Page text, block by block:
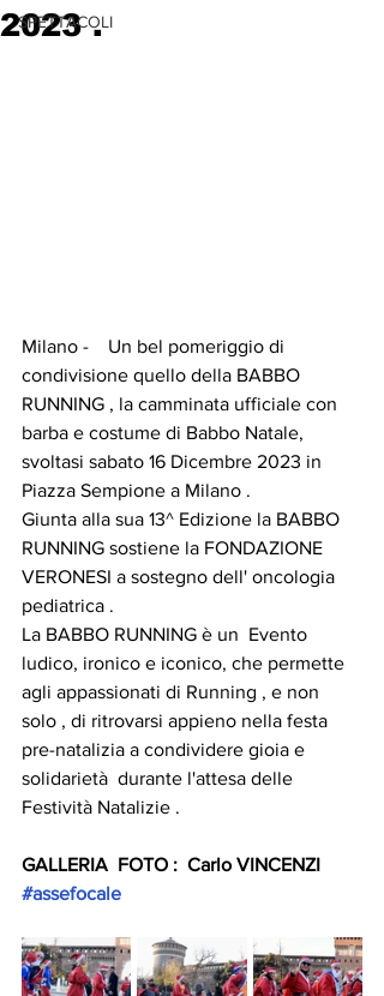
SPETTACOLI
2023 .
Milano -    Un bel pomeriggio di
condivisione quello della BABBO
RUNNING , la camminata ufficiale con
barba e costume di Babbo Natale,
svoltasi sabato 16 Dicembre 2023 in
Piazza Sempione a Milano .
Giunta alla sua 13^ Edizione la BABBO
RUNNING sostiene la FONDAZIONE
VERONESI a sostegno dell' oncologia
pediatrica .
La BABBO RUNNING è un  Evento
ludico, ironico e iconico, che permette
agli appassionati di Running , e non
solo , di ritrovarsi appieno nella festa
pre-natalizia a condividere gioia e
solidarietà  durante l'attesa delle
Festività Natalizie .
GALLERIA  FOTO :  Carlo VINCENZI
#assefocale